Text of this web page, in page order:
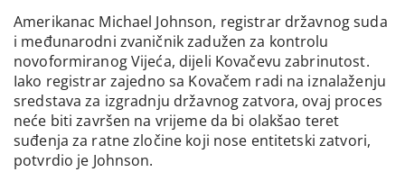
Amerikanac Michael Johnson, registrar državnog suda
i međunarodni zvaničnik zadužen za kontrolu
novoformiranog Vijeća, dijeli Kovačevu zabrinutost.
Iako registrar zajedno sa Kovačem radi na iznalaženju
sredstava za izgradnju državnog zatvora, ovaj proces
neće biti završen na vrijeme da bi olakšao teret
suđenja za ratne zločine koji nose entitetski zatvori,
potvrdio je Johnson.